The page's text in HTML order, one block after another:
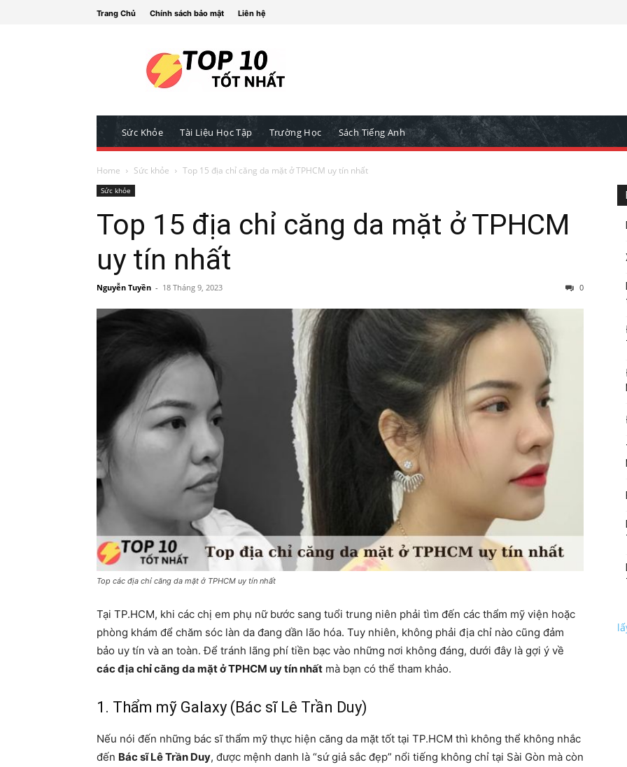
Trang Chủ Chính sách bảo mật Liên hệ
Sức Khỏe Tài Liệu Học Tập Trường Học Sách Tiếng Anh
Home Sức khỏe Top 15 địa chỉ căng da mặt ở TPHCM uy tín nhất
Sức khỏe
Top 15 địa chỉ căng da mặt ở TPHCM
uy tín nhất
Nguyễn Tuyền - 18 Tháng 9, 2023 0
Top các địa chỉ căng da mặt ở TPHCM uy tín nhất
Tại TP.HCM, khi các chị em phụ nữ bước sang tuổi trung niên phải tìm đến các thẩm mỹ viện hoặc
phòng khám để chăm sóc làn da đang dần lão hóa. Tuy nhiên, không phải địa chỉ nào cũng đảm
bảo uy tín và an toàn. Để tránh lãng phí tiền bạc vào những nơi không đáng, dưới đây là gợi ý về
các địa chỉ căng da mặt ở TPHCM uy tín nhất mà bạn có thể tham khảo.
1. Thẩm mỹ Galaxy (Bác sĩ Lê Trần Duy)
Nếu nói đến những bác sĩ thẩm mỹ thực hiện căng da mặt tốt tại TP.HCM thì không thể không nhắc
đến Bác sĩ Lê Trần Duy, được mệnh danh là “sứ giả sắc đẹp” nổi tiếng không chỉ tại Sài Gòn mà còn